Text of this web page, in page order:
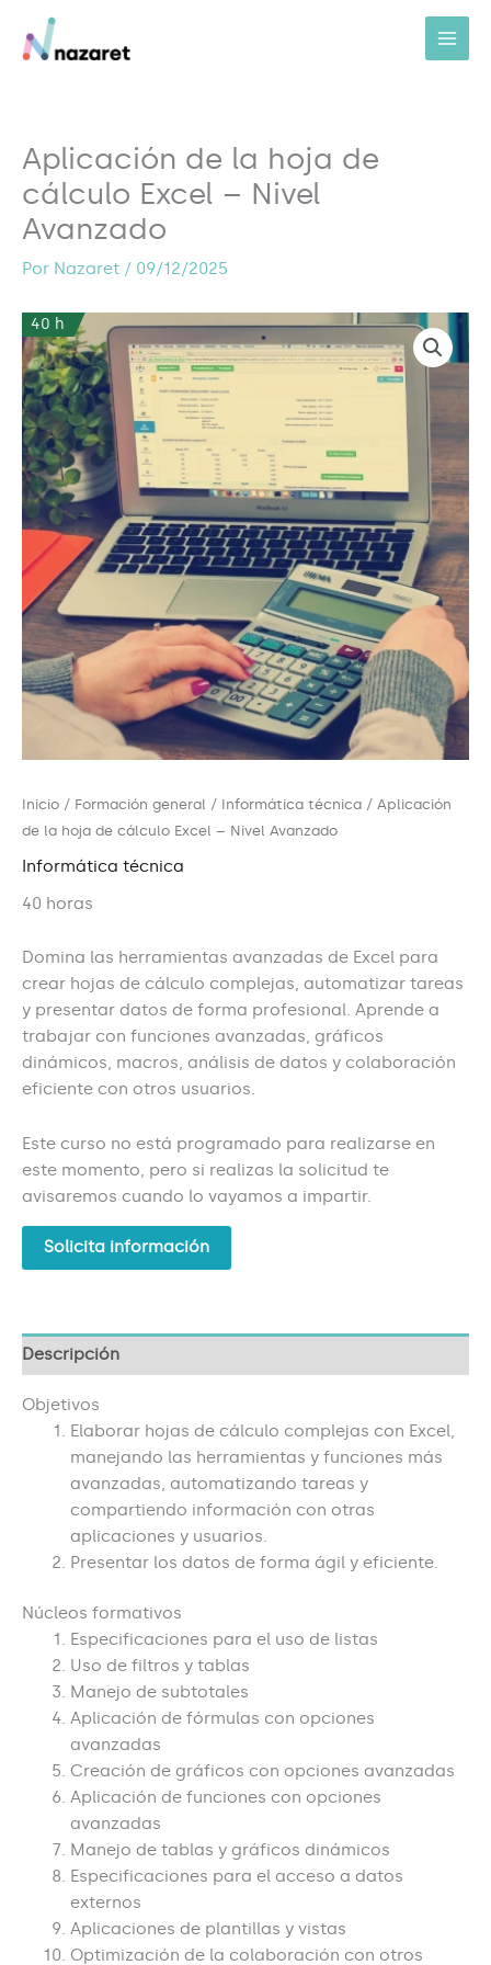
contenido
Aplicación de la hoja de
cálculo Excel – Nivel
Avanzado
Por Nazaret / 09/12/2025
40 h
Inicio / Formación general / Informática técnica / Aplicación
de la hoja de cálculo Excel – Nivel Avanzado
Informática técnica
40 horas
Domina las herramientas avanzadas de Excel para
crear hojas de cálculo complejas, automatizar tareas
y presentar datos de forma profesional. Aprende a
trabajar con funciones avanzadas, gráficos
dinámicos, macros, análisis de datos y colaboración
eficiente con otros usuarios.
Este curso no está programado para realizarse en
este momento, pero si realizas la solicitud te
avisaremos cuando lo vayamos a impartir.
Solicita información
Descripción
Objetivos
Elaborar hojas de cálculo complejas con Excel,
manejando las herramientas y funciones más
avanzadas, automatizando tareas y
compartiendo información con otras
aplicaciones y usuarios.
Presentar los datos de forma ágil y eficiente.
Núcleos formativos
Especificaciones para el uso de listas
Uso de filtros y tablas
Manejo de subtotales
Aplicación de fórmulas con opciones
avanzadas
Creación de gráficos con opciones avanzadas
Aplicación de funciones con opciones
avanzadas
Manejo de tablas y gráficos dinámicos
Especificaciones para el acceso a datos
externos
Aplicaciones de plantillas y vistas
Optimización de la colaboración con otros